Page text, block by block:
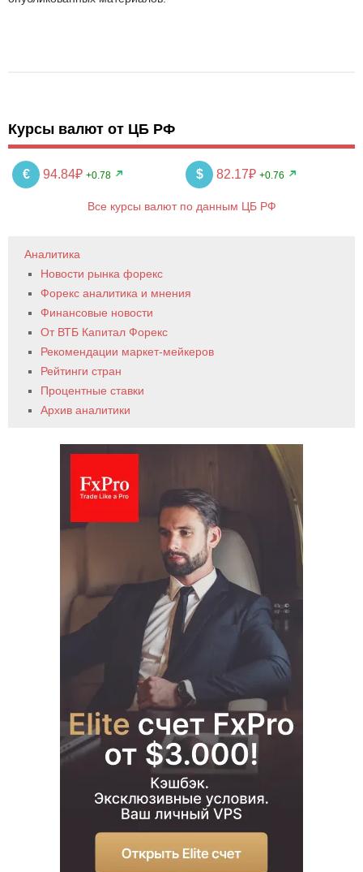
Курсы валют от ЦБ РФ
€ 94.84₽ +0.78 $ 82.17₽ +0.76
Все курсы валют по данным ЦБ РФ
Аналитика
Новости рынка форекс
Форекс аналитика и мнения
Финансовые новости
От ВТБ Капитал Форекс
Рекомендации маркет-мейкеров
Рейтинги стран
Процентные ставки
Архив аналитики